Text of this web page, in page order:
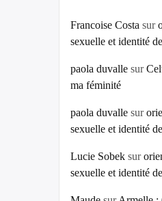
Francoise Costa sur
sexuelle et identité
paola duvalle sur
ma féminité
paola duvalle sur
sexuelle et identité
Lucie Sobek sur
sexuelle et identité